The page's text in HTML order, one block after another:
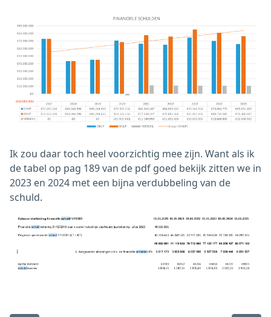
Ik zou daar toch heel voorzichtig mee zijn. Want als ik
de tabel op pag 189 van de pdf goed bekijk zitten we in
2023 en 2024 met een bijna verdubbeling van de
schuld.